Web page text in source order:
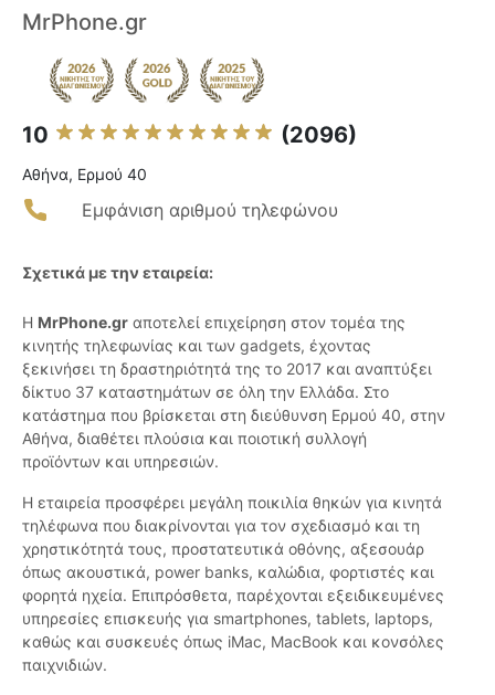
MrPhone.gr
10 (2096)
Αθήνα, Ερμού 40
Εμφάνιση αριθμού τηλεφώνου
Σχετικά με την εταιρεία:
Η MrPhone.gr αποτελεί επιχείρηση στον τομέα της
κινητής τηλεφωνίας και των gadgets, έχοντας
ξεκινήσει τη δραστηριότητά της το 2017 και αναπτύξει
δίκτυο 37 καταστημάτων σε όλη την Ελλάδα. Στο
κατάστημα που βρίσκεται στη διεύθυνση Ερμού 40, στην
Αθήνα, διαθέτει πλούσια και ποιοτική συλλογή
προϊόντων και υπηρεσιών.
Η εταιρεία προσφέρει μεγάλη ποικιλία θηκών για κινητά
τηλέφωνα που διακρίνονται για τον σχεδιασμό και τη
χρηστικότητά τους, προστατευτικά οθόνης, αξεσουάρ
όπως ακουστικά, power banks, καλώδια, φορτιστές και
φορητά ηχεία. Επιπρόσθετα, παρέχονται εξειδικευμένες
υπηρεσίες επισκευής για smartphones, tablets, laptops,
καθώς και συσκευές όπως iMac, MacBook και κονσόλες
παιχνιδιών.